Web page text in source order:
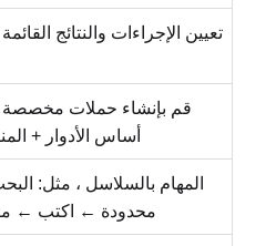
تعيين الإجراءات والنتائج
قم بإنشاء حملات
أساس الأدوار +
المهام بالسلاسل ، مثل:
محدودة ← اكتب ←